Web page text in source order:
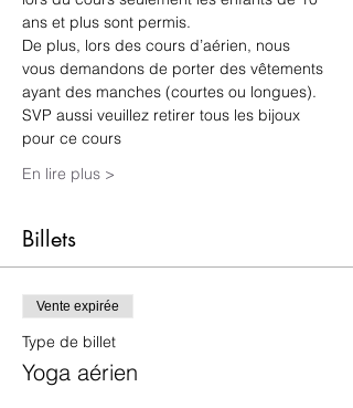
ans et plus sont permis.
De plus, lors des cours d’aérien, nous
vous demandons de porter des vêtements
ayant des manches (courtes ou longues).
SVP aussi veuillez retirer tous les bijoux
pour ce cours
En lire plus >
Billets
Vente expirée
Type de billet
Yoga aérien